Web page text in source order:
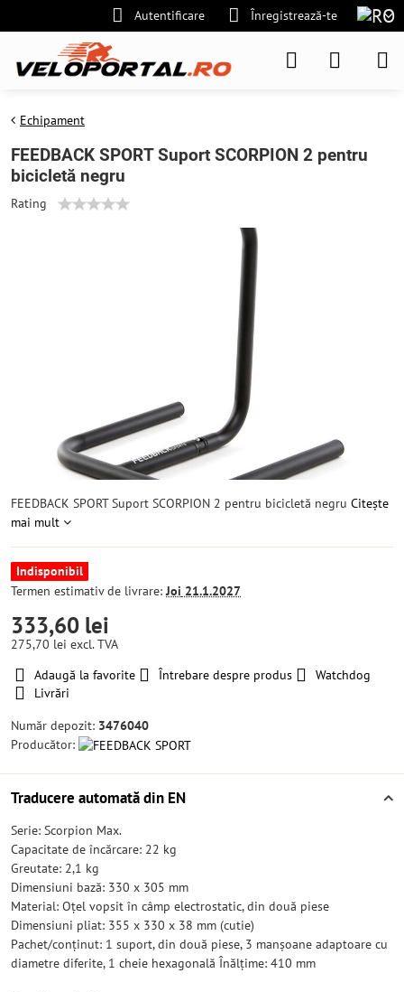
Autentificare Înregistrează-te
Echipament
FEEDBACK SPORT Suport SCORPION 2 pentru
bicicletă negru
Rating
FEEDBACK SPORT Suport SCORPION 2 pentru bicicletă negru Citește
mai mult
Indisponibil
Termen estimativ de livrare:Joi 21.1.2027
333,60 lei
275,70 lei excl. TVA
Adaugă la favorite
Întrebare despre produs
Watchdog
Livrări
Număr depozit: 3476040
Producător:
Traducere automată din EN
Serie: Scorpion Max.
Capacitate de încărcare: 22 kg
Greutate: 2,1 kg
Dimensiuni bază: 330 x 305 mm
Material: Oțel vopsit în câmp electrostatic, din două piese
Dimensiuni pliat: 355 x 330 x 38 mm (cutie)
Pachet/conținut: 1 suport, din două piese, 3 manșoane adaptoare cu
diametre diferite, 1 cheie hexagonală Înălțime: 410 mm